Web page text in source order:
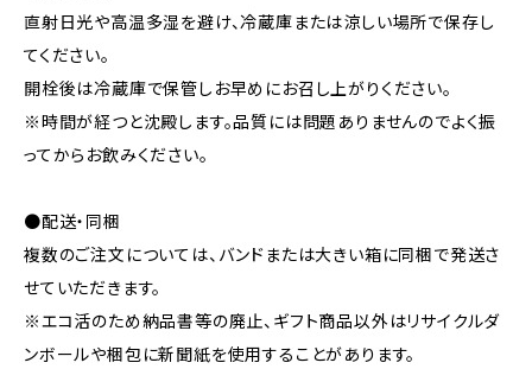
直射日光や高温多湿を避け、冷蔵庫または涼しい場所で保存し
てください。
開栓後は冷蔵庫で保管しお早めにお召し上がりください。
※時間が経つと沈殿します。品質には問題ありませんのでよく振
ってからお飲みください。
●配送・同梱
複数のご注文については、バンドまたは大きい箱に同梱で発送さ
せていただきます。
※エコ活のため納品書等の廃止、ギフト商品以外はリサイクルダ
ンボールや梱包に新聞紙を使用することがあります。